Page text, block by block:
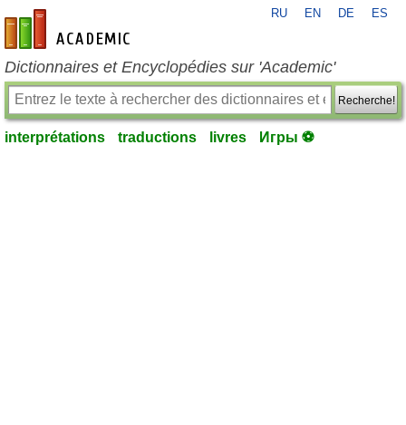
fr-academic.com
RU EN DE ES
Dictionnaires et Encyclopédies sur 'Academic'
Recherche!
interprétations traductions livres Игры ⚽